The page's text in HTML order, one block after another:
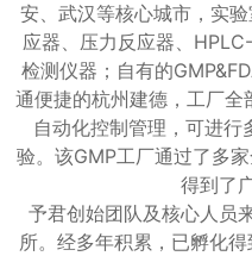
安、武汉等核心城市，实
应器、压力反应器、
检测仪器；自有的
通便捷的杭州建德，工厂
自动化控制管理，可进
验。该GMP工厂通过了多
得到了
予君创始团队及核心人员
所。经多年积累，已孵化